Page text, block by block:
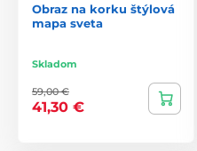
Obraz na korku štýlová
mapa sveta
Skladom
59,00 €
41,30 €